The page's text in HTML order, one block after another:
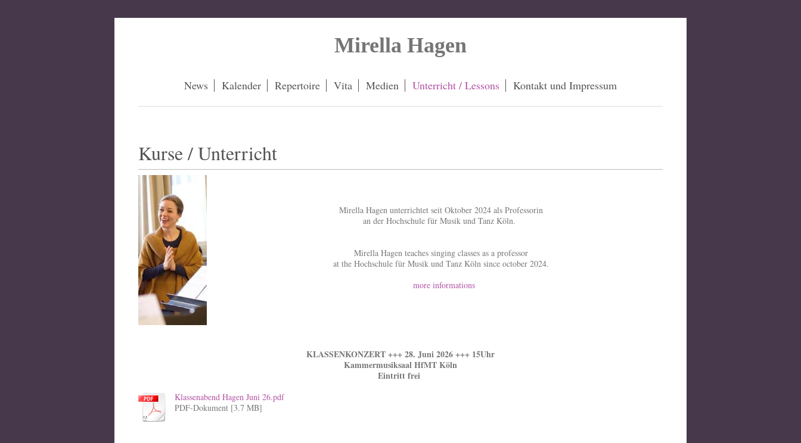
Mirella Hagen
News Kalender Repertoire Vita Medien Unterricht / Lessons Kontakt und Impressum
Kurse / Unterricht
Mirella Hagen unterrichtet seit Oktober 2024 als Professorin
an der Hochschule für Musik und Tanz Köln.
Mirella Hagen teaches singing classes as a professor
at the Hochschule für Musik und Tanz Köln since october 2024.
more informations
KLASSENKONZERT +++ 28. Juni 2026 +++ 15Uhr
Kammermusiksaal HfMT Köln
Eintritt frei
Klassenabend Hagen Juni 26.pdf
PDF-Dokument [3.7 MB]